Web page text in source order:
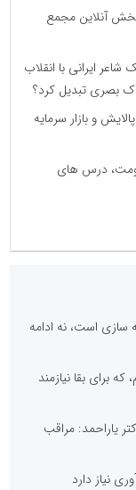
بوته رأی؛ پخش آنلاین مجمع
ایرانی با انقلاب
بصری تبدیل کرد؟
و بازار سرمایه
درس های
سازی است، نه ادامه
برای بقا نیازمند
یاراحمد: مراقب
نیاز دارد